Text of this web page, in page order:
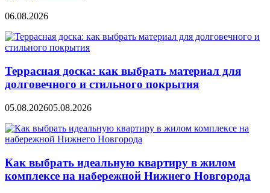
06.08.2026
Террасная доска: как выбрать материал для
долговечного и стильного покрытия
05.08.202605.08.2026
Как выбрать идеальную квартиру в жилом
комплексе на набережной Нижнего Новгорода